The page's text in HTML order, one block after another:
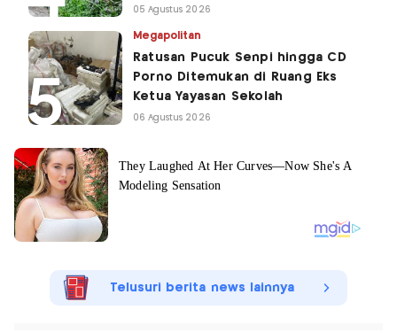
05 Agustus 2026
Megapolitan
Ratusan Pucuk Senpi hingga CD
Porno Ditemukan di Ruang Eks
Ketua Yayasan Sekolah
06 Agustus 2026
Telusuri berita news lainnya